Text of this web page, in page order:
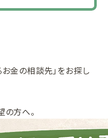
お金の相談先」をお探し
方へ。